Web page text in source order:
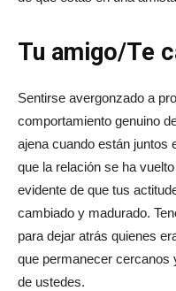
Tu amigo/Te
Sentirse avergonzado a
comportamiento genuino
ajena cuando están juntos
que la relación se ha
evidente de que tus
cambiado y madurado.
para dejar atrás quienes
que permanecer cercanos
de ustedes.